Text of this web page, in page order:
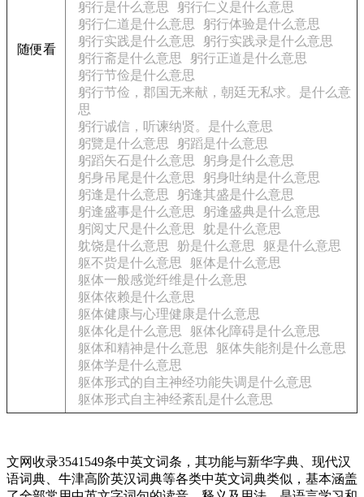
随便看
躬行是什么意思
躬行仁义是什么意思
躬行仁道是什么意思
躬行体验是什么意思
躬行实践是什么意思
躬行实践录是什么意思
躬行斋是什么意思
躬行正道是什么意思
躬行节俭是什么意思
躬行节俭，郡国无来献，朝廷无私求。是什么意
思
躬行诚信，听谏纳贤。是什么意思
躬覽是什么意思
躬蹈是什么意思
躬蹈矢石是什么意思
躬身是什么意思
躬身吊尾是什么意思
躬身吐纳是什么意思
躬逢是什么意思
躬逢其盛是什么意思
躬逢盛事是什么意思
躬逢盛典是什么意思
躬阅丈尺是什么意思
躭是什么意思
躭饶是什么意思
躮是什么意思
躯是什么意思
躯不赀是什么意思
躯体是什么意思
躯体一般感觉纤维是什么意思
躯体依赖是什么意思
躯体健康与心理健康是什么意思
躯体化是什么意思
躯体化障碍是什么意思
躯体和精神是什么意思
躯体失能剂是什么意思
躯体学是什么意思
躯体形式的自主神经功能失调是什么意思
躯体形式自主神经紊乱是什么意思
文网收录3541549条中英文词条，其功能与新华字典、现代汉
语词典、牛津高阶英汉词典等各类中英文词典类似，基本涵盖